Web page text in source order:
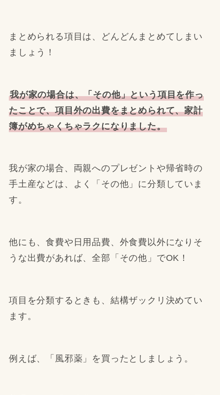
まとめられる項目は、どんどんまとめてしまい
ましょう！
我が家の場合は、「その他」という項目を作っ
たことで、項目外の出費をまとめられて、家計
簿がめちゃくちゃラクになりました。
我が家の場合、両親へのプレゼントや帰省時の
手土産などは、よく「その他」に分類していま
す。
他にも、食費や日用品費、外食費以外になりそ
うな出費があれば、全部「その他」でOK！
項目を分類するときも、結構ザックリ決めてい
ます。
例えば、「風邪薬」を買ったとしましょう。